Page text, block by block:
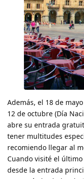
Además, el 18 de
12 de octubre (Día
abre su entrada
tener multitudes
recomiendo llegar al
Cuando visité el
desde la entrada